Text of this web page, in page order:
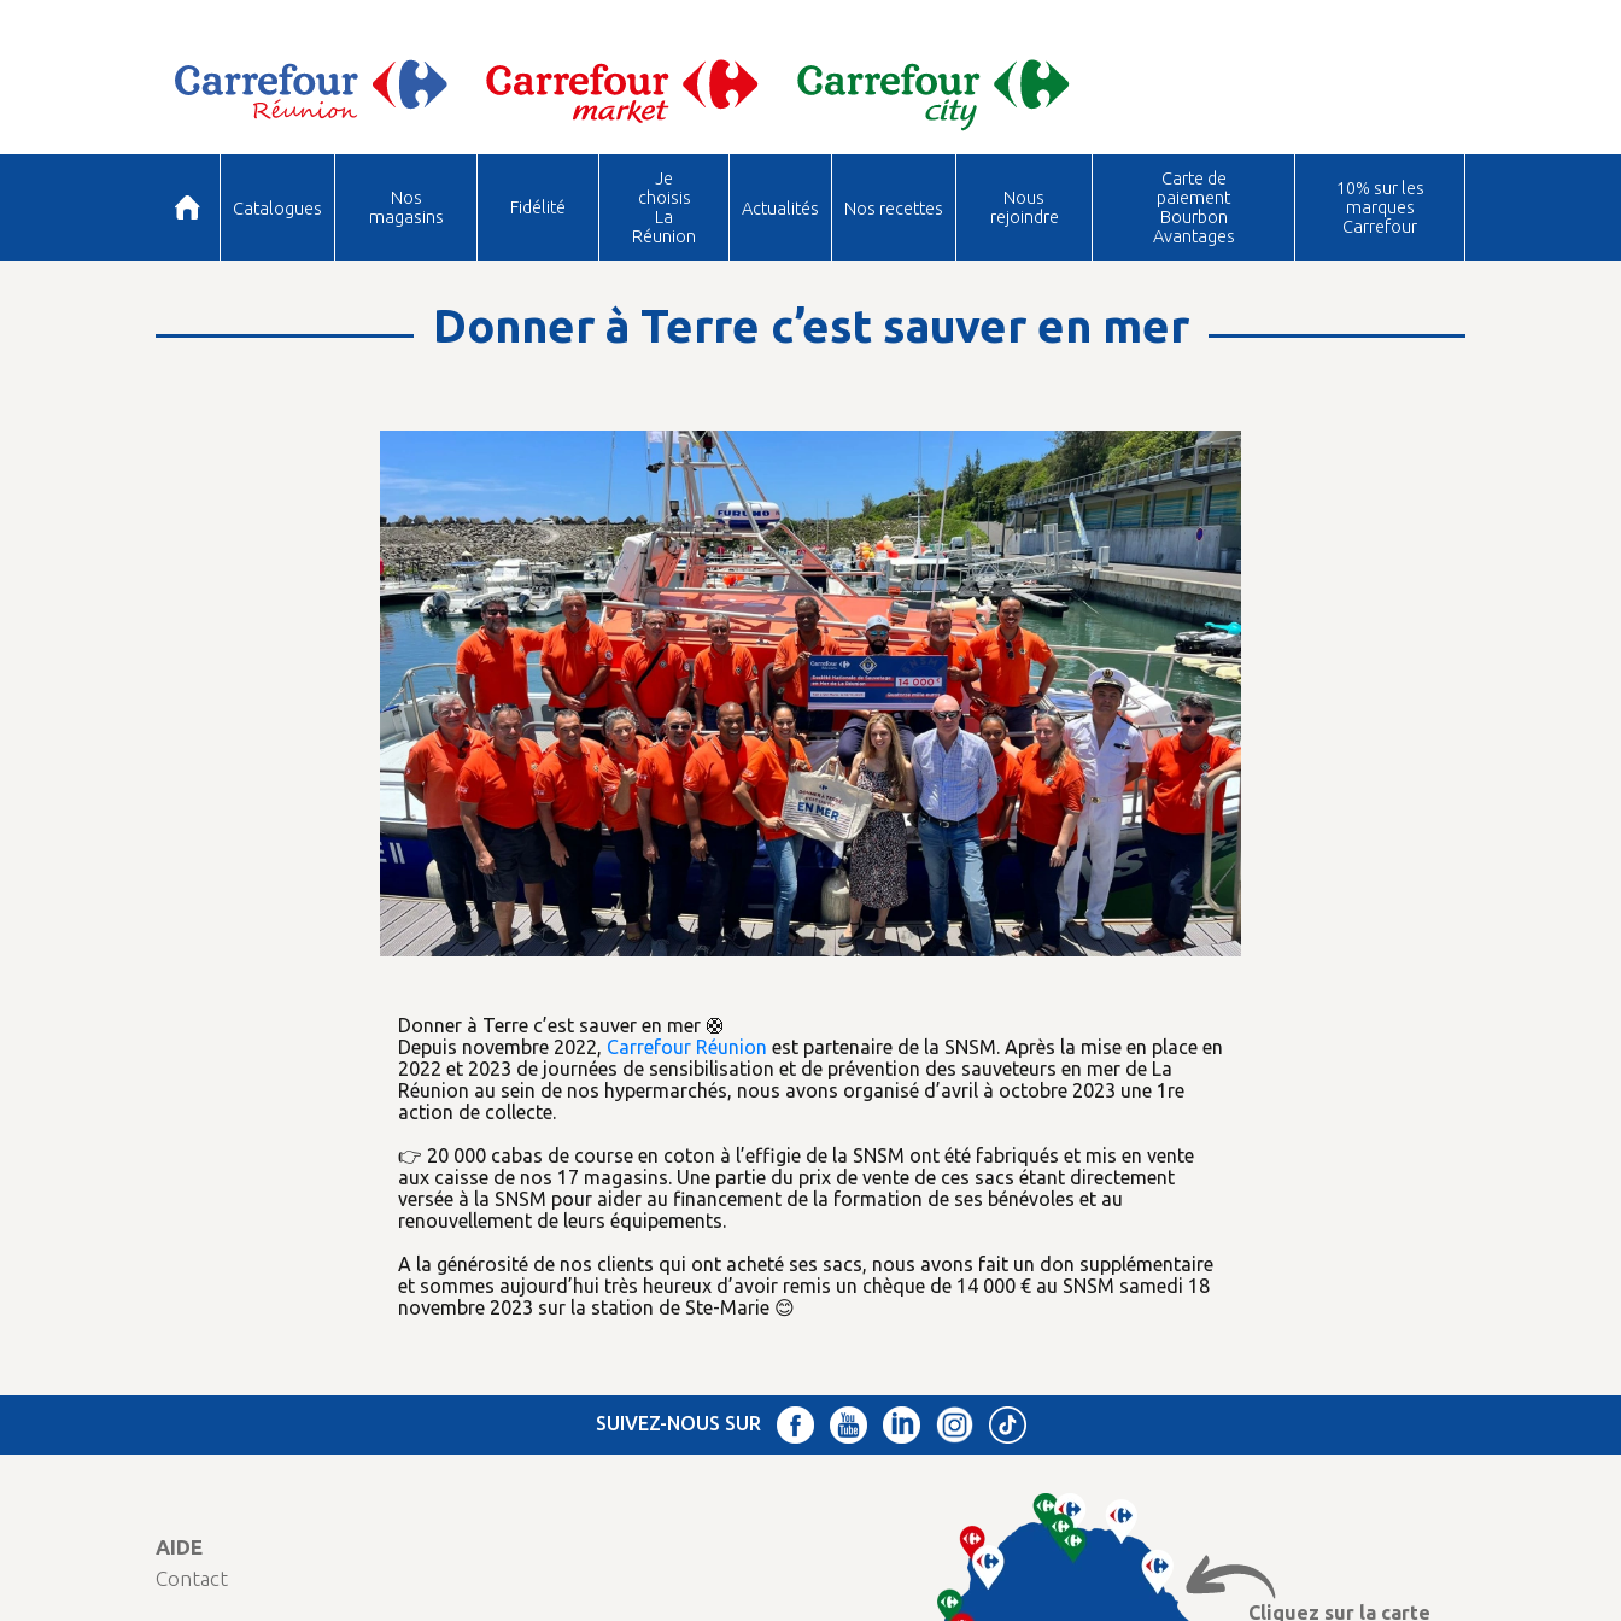
Catalogues
Nos
magasins
Fidélité
Je
choisis
La
Réunion
Actualités Nos recettes
Nous
rejoindre
Carte de
paiement
Bourbon
Avantages
10% sur les
marques
Carrefour
Donner à Terre c’est sauver en mer
Donner à Terre c’est sauver en mer 🛟
Depuis novembre 2022, Carrefour Réunion est partenaire de la SNSM. Après la mise en place en
2022 et 2023 de journées de sensibilisation et de prévention des sauveteurs en mer de La
Réunion au sein de nos hypermarchés, nous avons organisé d’avril à octobre 2023 une 1re
action de collecte.
👉 20 000 cabas de course en coton à l’effigie de la SNSM ont été fabriqués et mis en vente
aux caisse de nos 17 magasins. Une partie du prix de vente de ces sacs étant directement
versée à la SNSM pour aider au financement de la formation de ses bénévoles et au
renouvellement de leurs équipements.
A la générosité de nos clients qui ont acheté ses sacs, nous avons fait un don supplémentaire
et sommes aujourd’hui très heureux d’avoir remis un chèque de 14 000 € au SNSM samedi 18
novembre 2023 sur la station de Ste-Marie 😊
SUIVEZ-NOUS SUR
AIDE
Contact
Cliquez sur la carte